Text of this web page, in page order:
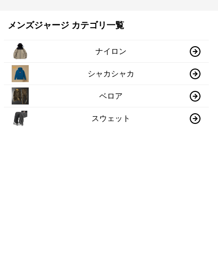
メンズジャージ カテゴリ一覧
ナイロン
シャカシャカ
ベロア
スウェット